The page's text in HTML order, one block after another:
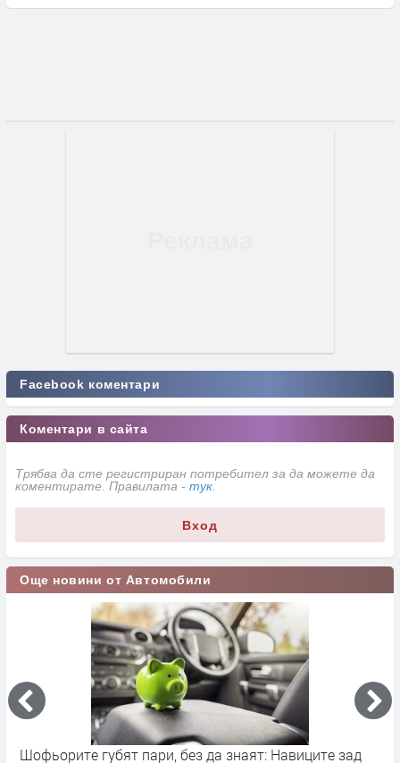
Facebook коментари
Коментари в сайта
Трябва да сте регистриран потребител за да можете да
коментирате. Правилата - тук
Вход
Още новини от Автомобили
Шофьорите губят пари, без да знаят: Навиците зад